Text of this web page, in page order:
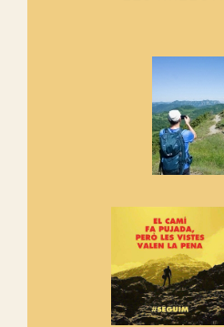
Si no podem
cosa hem de fer...
Els Centpeus
Manifest a favor
Si ets una entitat
adhereix-te al
Rebem un
Amics de Sant
Els Centpeus